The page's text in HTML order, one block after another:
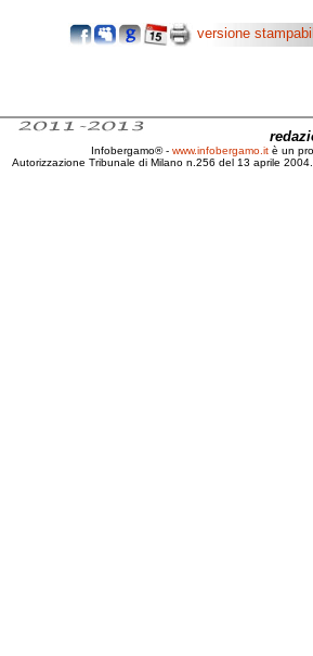
versione
Infobergamo® - www.infobergamo.it è un
Autorizzazione Tribunale di Milano n.256 del 13 aprile